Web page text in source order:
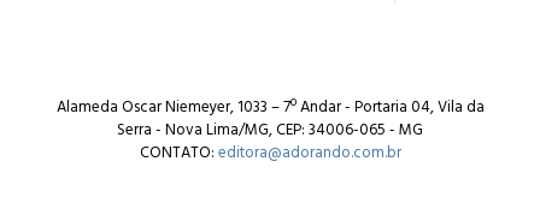
Alameda Oscar Niemeyer, 1033 – 7º Andar - Portaria 04, Vila da
Serra - Nova Lima/MG, CEP: 34006-065 - MG
CONTATO:editora@adorando.com.br